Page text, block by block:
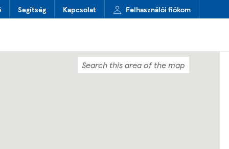
Segítség Kapcsolat Felhasználói fiókom
Search this area of the map